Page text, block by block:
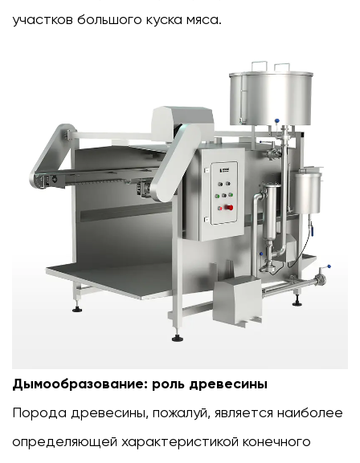
участков большого куска мяса.
Дымообразование: роль древесины
Порода древесины, пожалуй, является наиболее
определяющей характеристикой конечного